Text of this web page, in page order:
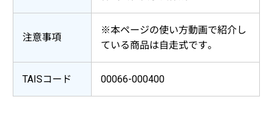
注意事項
※本ページの使い方動画で紹介し
ている商品は自走式です。
TAISコード 00066-000400